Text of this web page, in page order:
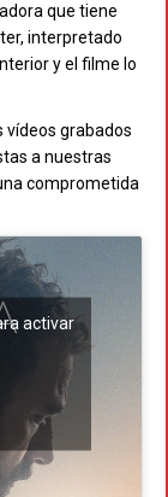
que tiene
interpretado
y el filme lo
vídeos grabados
a nuestras
comprometida
activar